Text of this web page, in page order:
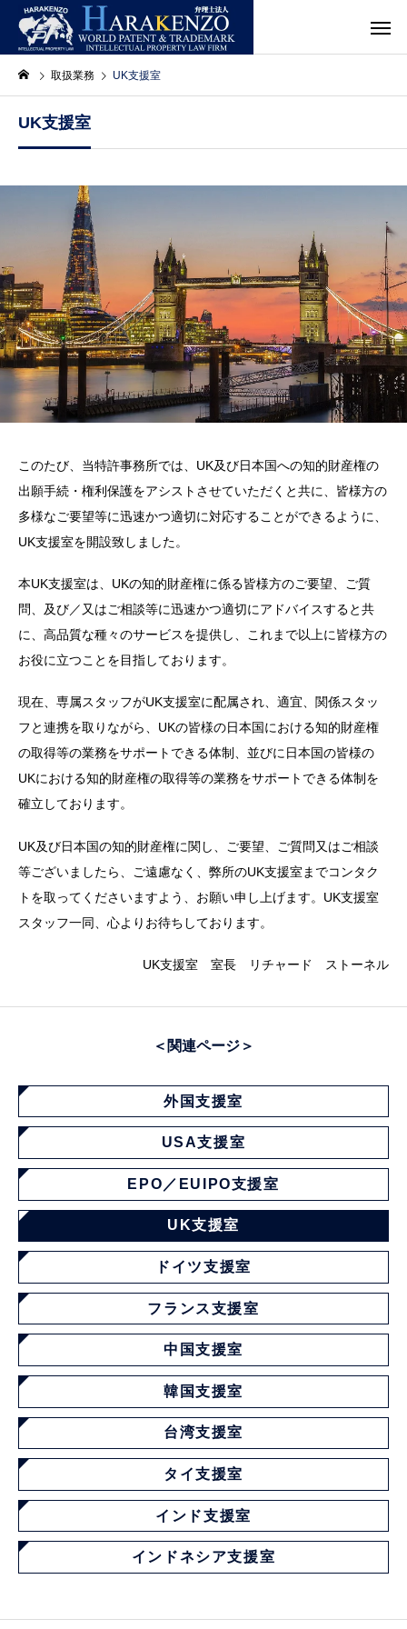
取扱業務 UK支援室
UK支援室
このたび、当特許事務所では、UK及び日本国への知的財産権の
出願手続・権利保護をアシストさせていただくと共に、皆様方の
多様なご要望等に迅速かつ適切に対応することができるように、
UK支援室を開設致しました。
本UK支援室は、UKの知的財産権に係る皆様方のご要望、ご質
問、及び／又はご相談等に迅速かつ適切にアドバイスすると共
に、高品質な種々のサービスを提供し、これまで以上に皆様方の
お役に立つことを目指しております。
現在、専属スタッフがUK支援室に配属され、適宜、関係スタッ
フと連携を取りながら、UKの皆様の日本国における知的財産権
の取得等の業務をサポートできる体制、並びに日本国の皆様の
UKにおける知的財産権の取得等の業務をサポートできる体制を
確立しております。
UK及び日本国の知的財産権に関し、ご要望、ご質問又はご相談
等ございましたら、ご遠慮なく、弊所のUK支援室までコンタク
トを取ってくださいますよう、お願い申し上げます。UK支援室
スタッフ一同、心よりお待ちしております。
UK支援室 室長 リチャード ストーネル
＜関連ページ＞
外国支援室
USA支援室
EPO／EUIPO支援室
UK支援室
ドイツ支援室
フランス支援室
中国支援室
韓国支援室
台湾支援室
タイ支援室
インド支援室
インドネシア支援室